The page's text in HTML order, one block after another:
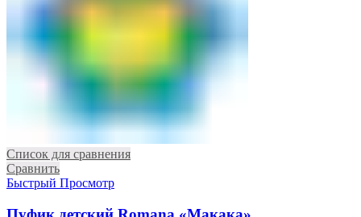
Список для сравнения
Сравнить
Быстрый Просмотр